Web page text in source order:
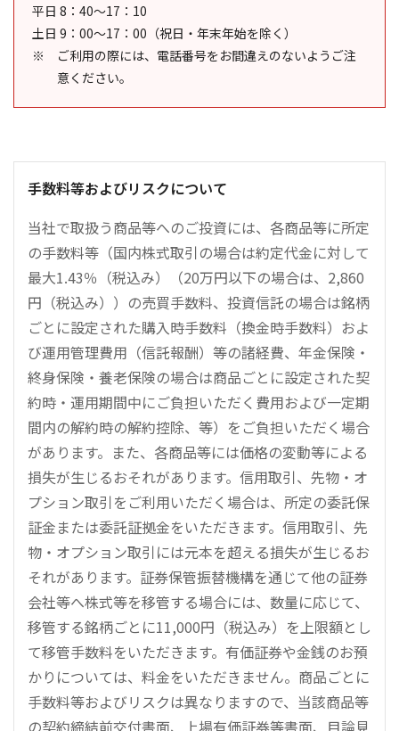
平日 8：40～17：10
土日 9：00～17：00（祝日・年末年始を除く）
ご利用の際には、電話番号をお間違えのないようご注
意ください。
手数料等およびリスクについて
当社で取扱う商品等へのご投資には、各商品等に所定
の手数料等（国内株式取引の場合は約定代金に対して
最大1.43％（税込み）（20万円以下の場合は、2,860
円（税込み））の売買手数料、投資信託の場合は銘柄
ごとに設定された購入時手数料（換金時手数料）およ
び運用管理費用（信託報酬）等の諸経費、年金保険・
終身保険・養老保険の場合は商品ごとに設定された契
約時・運用期間中にご負担いただく費用および一定期
間内の解約時の解約控除、等）をご負担いただく場合
があります。また、各商品等には価格の変動等による
損失が生じるおそれがあります。信用取引、先物・オ
プション取引をご利用いただく場合は、所定の委託保
証金または委託証拠金をいただきます。信用取引、先
物・オプション取引には元本を超える損失が生じるお
それがあります。証券保管振替機構を通じて他の証券
会社等へ株式等を移管する場合には、数量に応じて、
移管する銘柄ごとに11,000円（税込み）を上限額とし
て移管手数料をいただきます。有価証券や金銭のお預
かりについては、料金をいただきません。商品ごとに
手数料等およびリスクは異なりますので、当該商品等